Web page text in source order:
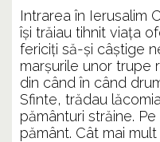
Intrarea în Ierusalim
își trăiau tihnit viața
fericiți să-și câștige
marșurile unor trupe
din când în când
Sfinte, trădau
pământuri străine.
pământ. Cât mai mult